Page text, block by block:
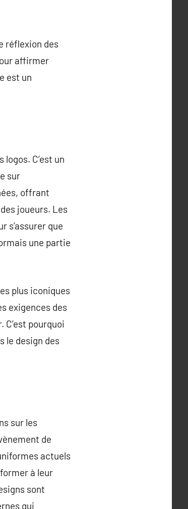
réflexion des
affirmer
est un
C’est un
sur
offrant
joueurs. Les
s’assurer que
une partie
plus iconiques
exigences des
pourquoi
le design des
sur les
de
actuels
à leur
sont
qui